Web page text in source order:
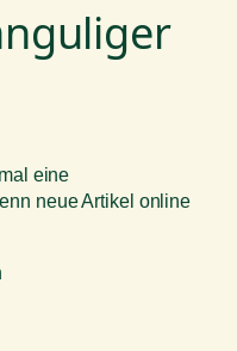
eine
neue Artikel online